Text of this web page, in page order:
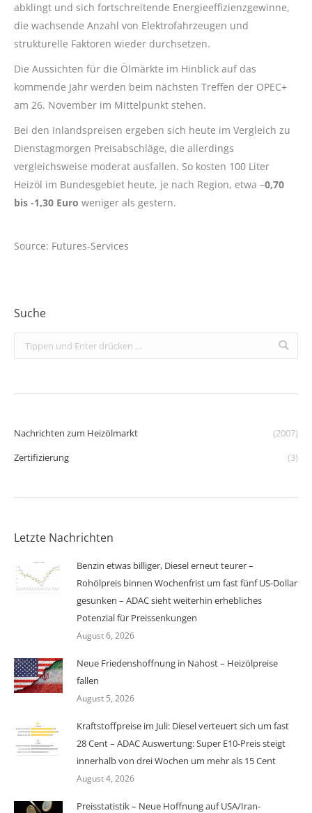
abklingt und sich fortschreitende Energieeffizienzgewinne,
die wachsende Anzahl von Elektrofahrzeugen und
strukturelle Faktoren wieder durchsetzen.
Die Aussichten für die Ölmärkte im Hinblick auf das
kommende Jahr werden beim nächsten Treffen der OPEC+
am 26. November im Mittelpunkt stehen.
Bei den Inlandspreisen ergeben sich heute im Vergleich zu
Dienstagmorgen Preisabschläge, die allerdings
vergleichsweise moderat ausfallen. So kosten 100 Liter
Heizöl im Bundesgebiet heute, je nach Region, etwa –0,70
bis -1,30 Euro weniger als gestern.
Source: Futures-Services
Suche
Search:
Nachrichten zum Heizölmarkt
(2007)
Zertifizierung
(3)
Letzte Nachrichten
Benzin etwas billiger, Diesel erneut teurer –
Rohölpreis binnen Wochenfrist um fast fünf US-Dollar
gesunken – ADAC sieht weiterhin erhebliches
Potenzial für Preissenkungen
August 6, 2026
Neue Friedenshoffnung in Nahost – Heizölpreise
fallen
August 5, 2026
Kraftstoffpreise im Juli: Diesel verteuert sich um fast
28 Cent – ADAC Auswertung: Super E10-Preis steigt
innerhalb von drei Wochen um mehr als 15 Cent
August 4, 2026
Preisstatistik – Neue Hoffnung auf USA/Iran-